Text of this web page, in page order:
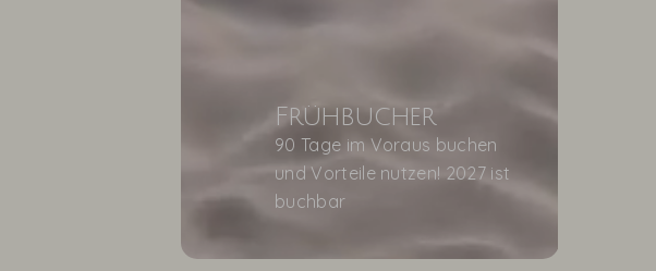
Frühbucher
90 Tage im Voraus buchen
und Vorteile nutzen! 2027 ist
buchbar